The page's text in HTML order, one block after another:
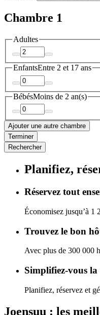
Chambre 1
Adultes
EnfantsEntre 2 et 17 ans
BébésMoins de 2 an(s)
Ajouter une autre chambre
Terminer
Rechercher
Planifiez,
Réservez tout
Économisez jusqu’à 1
Trouvez le bon
Avec plus de 300 000
Simplifiez-vous la
Planifiez, réservez et
Joensuu : les